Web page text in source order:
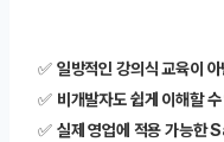
✅ 일방적인 강의식 교육이
✅ 비개발자도 쉽게 이해할
✅ 실제 영업에 적용 가능한